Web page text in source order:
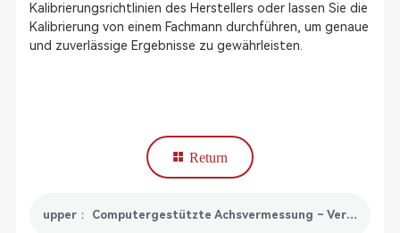
Kalibrierungsrichtlinien des Herstellers oder lassen Sie die
Kalibrierung von einem Fachmann durchführen, um genaue
und zuverlässige Ergebnisse zu gewährleisten.
Return
upper： Computergestützte Achsvermessung – Verbessern Sie die Effizienz und Genauigkeit der Achsvermessung